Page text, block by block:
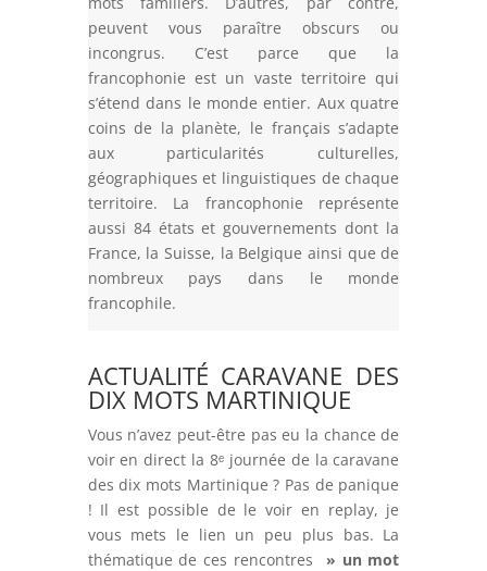
peuvent vous paraître obscurs ou
incongrus. C’est parce que la
francophonie est un vaste territoire qui
s’étend dans le monde entier. Aux quatre
coins de la planète, le français s’adapte
aux particularités culturelles,
géographiques et linguistiques de chaque
territoire. La francophonie représente
aussi 84 états et gouvernements dont la
France, la Suisse, la Belgique ainsi que de
nombreux pays dans le monde
francophile.
ACTUALITÉ CARAVANE DES
DIX MOTS MARTINIQUE
Vous n’avez peut-être pas eu la chance de
voir en direct la 8ᵉ journée de la caravane
des dix mots Martinique ? Pas de panique
! Il est possible de le voir en replay, je
vous mets le lien un peu plus bas. La
thématique de ces rencontres
» un mot